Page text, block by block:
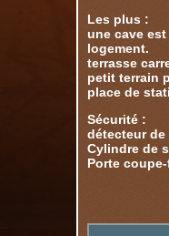
Les plus :
une cave
logement.
terrasse
petit terrain
place de
Sécurité :
détecteur de
Cylindre de
Porte